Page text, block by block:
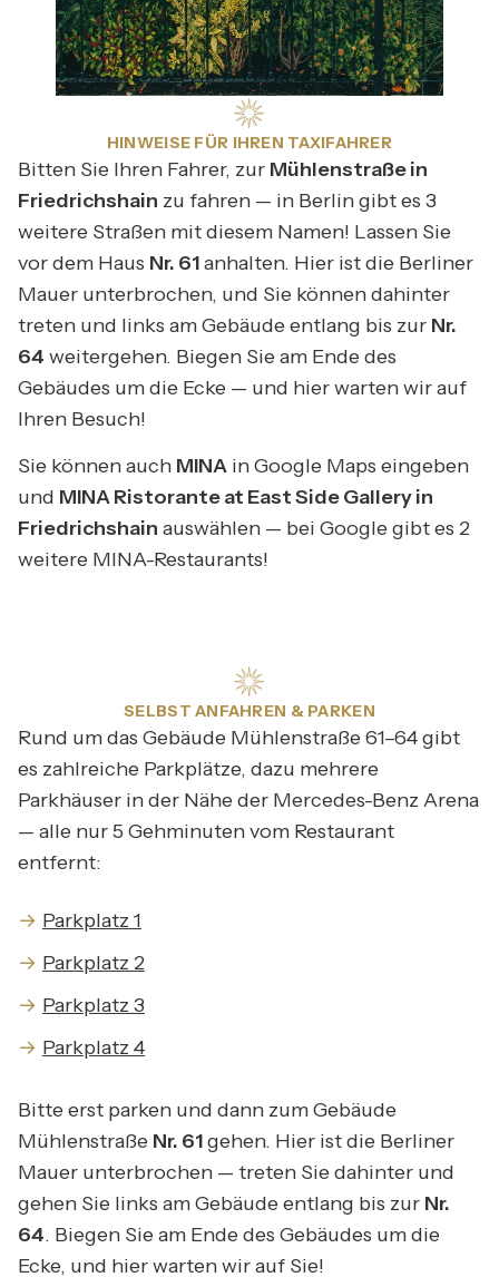
HINWEISE FÜR IHREN TAXIFAHRER
Bitten Sie Ihren Fahrer, zur Mühlenstraße in
Friedrichshain zu fahren — in Berlin gibt es 3
weitere Straßen mit diesem Namen! Lassen Sie
vor dem Haus Nr. 61anhalten. Hier ist die Berliner
Mauer unterbrochen, und Sie können dahinter
treten und links am Gebäude entlang bis zur Nr.
64 weitergehen. Biegen Sie am Ende des
Gebäudes um die Ecke — und hier warten wir auf
Ihren Besuch!
Sie können auch MINA in Google Maps eingeben
und MINA Ristorante at East Side Gallery in
Friedrichshain auswählen — bei Google gibt es 2
weitere MINA-Restaurants!
SELBST ANFAHREN & PARKEN
Rund um das Gebäude Mühlenstraße 61–64 gibt
es zahlreiche Parkplätze, dazu mehrere
Parkhäuser in der Nähe der Mercedes-Benz Arena
— alle nur 5 Gehminuten vom Restaurant
entfernt:
Parkplatz 1
Parkplatz 2
Parkplatz 3
Parkplatz 4
Bitte erst parken und dann zum Gebäude
Mühlenstraße Nr. 61gehen. Hier ist die Berliner
Mauer unterbrochen — treten Sie dahinter und
gehen Sie links am Gebäude entlang bis zur Nr.
64. Biegen Sie am Ende des Gebäudes um die
Ecke, und hier warten wir auf Sie!